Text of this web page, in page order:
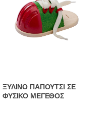
ΞΥΛΙΝΟ ΠΑΠΟΥΤΣΙ ΣΕ
ΦΥΣΙΚΟ ΜΕΓΕΘΟΣ